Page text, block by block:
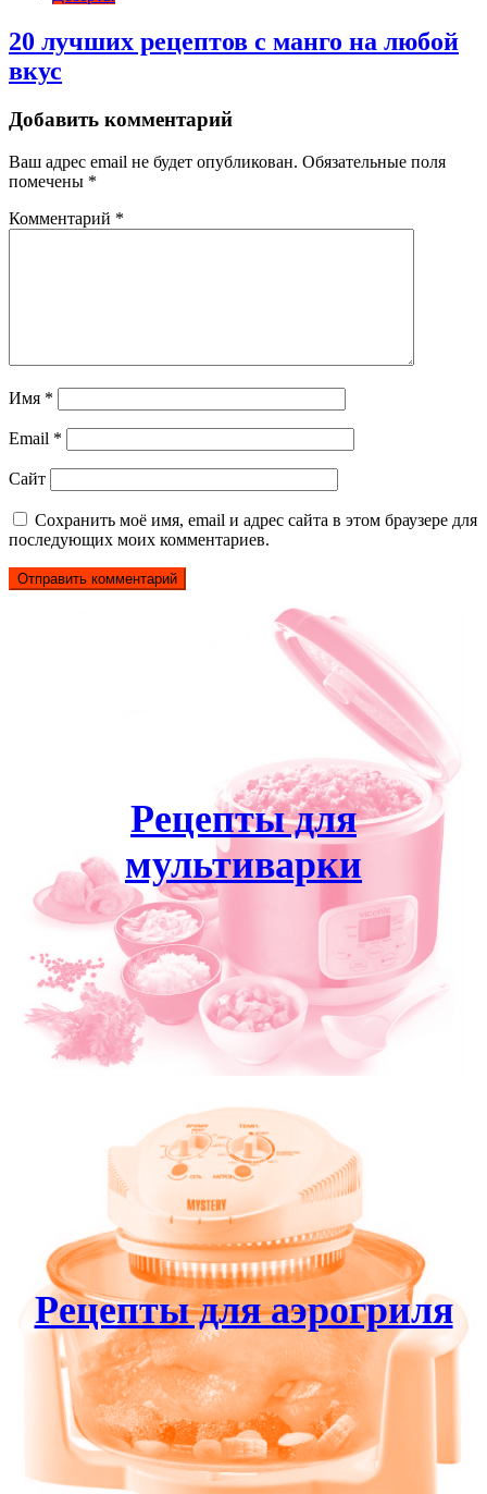
20 лучших рецептов с манго на любой
вкус
Добавить комментарий
Ваш адрес email не будет опубликован. Обязательные поля
помечены *
Комментарий *
Имя *
Email *
Сайт
Сохранить моё имя, email и адрес сайта в этом браузере для
последующих моих комментариев.
Рецепты для
мультиварки
Рецепты для аэрогриля